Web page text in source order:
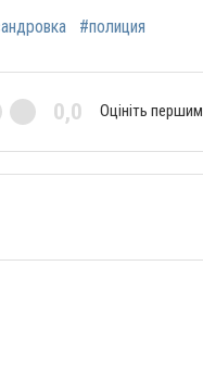
#полиция
0,0 Оцініть першим